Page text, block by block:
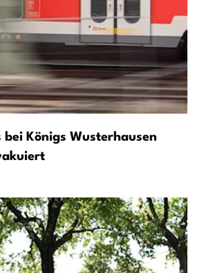
bei Königs Wusterhausen